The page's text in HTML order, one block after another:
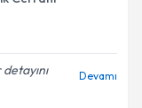
Devamı